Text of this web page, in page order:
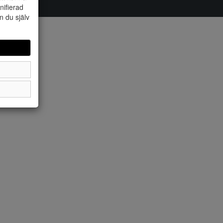
du själv